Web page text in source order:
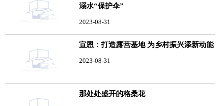
溺水“保护伞”
2023-08-31
宣恩：打造露营基地 为乡村振兴添新动能
2023-08-31
那处处盛开的格桑花